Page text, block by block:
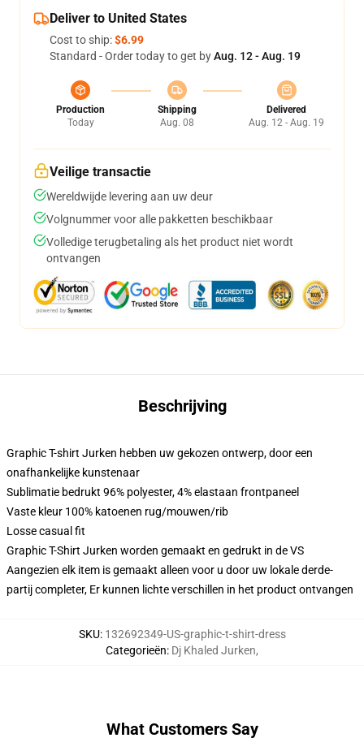
Deliver to United States
Cost to ship:$6.99
Standard - Order today to get byAug. 12 - Aug. 19
Production
Today
Shipping
Aug. 08
Delivered
Aug. 12 - Aug. 19
Veilige transactie
Wereldwijde levering aan uw deur
Volgnummer voor alle pakketten beschikbaar
Volledige terugbetaling als het product niet wordt
ontvangen
Beschrijving
Graphic T-shirt Jurken hebben uw gekozen ontwerp, door een
onafhankelijke kunstenaar
Sublimatie bedrukt 96% polyester, 4% elastaan frontpaneel
Vaste kleur 100% katoenen rug/mouwen/rib
Losse casual fit
Graphic T-Shirt Jurken worden gemaakt en gedrukt in de VS
Aangezien elk item is gemaakt alleen voor u door uw lokale derde-
partij completer, Er kunnen lichte verschillen in het product ontvangen
SKU: 132692349-US-graphic-t-shirt-dress
Categorieën: Dj Khaled Jurken,
What Customers Say